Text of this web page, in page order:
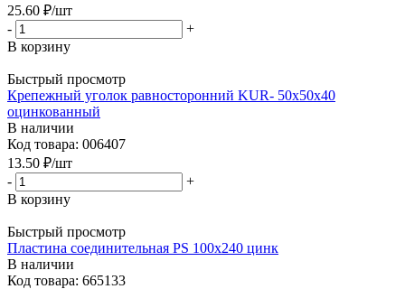
25.60 ₽/шт
-
+
В корзину
Быстрый просмотр
Крепежный уголок равносторонний KUR- 50x50x40
оцинкованный
В наличии
Код товара: 006407
13.50 ₽/шт
-
+
В корзину
Быстрый просмотр
Пластина соединительная PS 100x240 цинк
В наличии
Код товара: 665133